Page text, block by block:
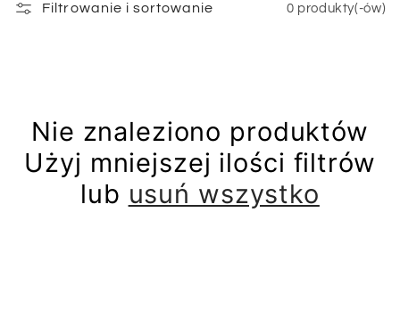
Filtrowanie i sortowanie 0 produkty(-ów)
Nie znaleziono produktów
Użyj mniejszej ilości filtrów
lub usuń wszystko